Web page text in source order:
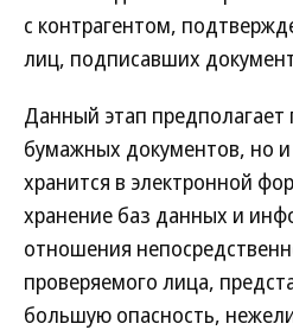
с контрагентом,
лиц, подписавших
Данный этап предполагает
бумажных документов, но
хранится в электронной
хранение баз данных и
отношения
проверяемого лица,
большую опасность,